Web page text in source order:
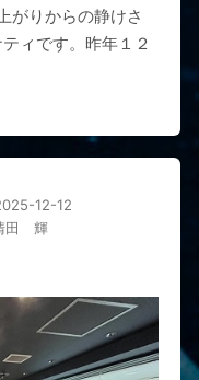
がりからの静けさ
ィです。昨年１２
12-12
田 輝